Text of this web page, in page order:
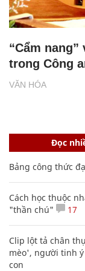
VĂN HÓA
“Cẩm
trong Công
Đọc
Bảng công thức
Cách học thuộc
"thần chú"
17
Clip lột tả chân
mèo', người tinh
con